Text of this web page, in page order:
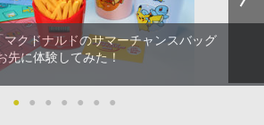
クドナルドのサマーチャンスバッグ
先に体験してみた！
● ● ● ● ● ● ●